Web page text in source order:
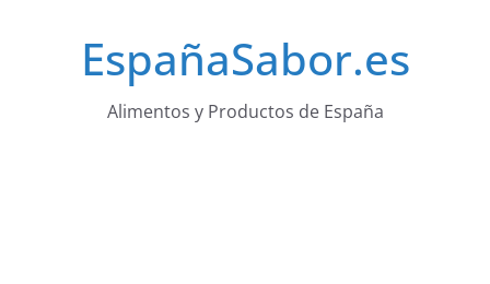
EspañaSabor.es
Alimentos y Productos de España